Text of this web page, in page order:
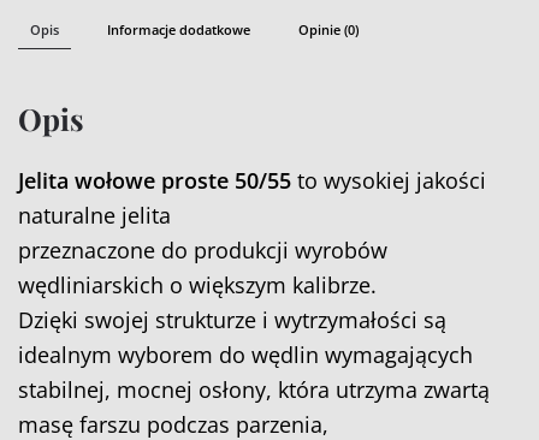
Opis Informacje dodatkowe Opinie (0)
Opis
Jelita wołowe proste 50/55 to wysokiej jakości
naturalne jelita
przeznaczone do produkcji wyrobów
wędliniarskich o większym kalibrze.
Dzięki swojej strukturze i wytrzymałości są
idealnym wyborem do wędlin wymagających
stabilnej, mocnej osłony, która utrzyma zwartą
masę farszu podczas parzenia,